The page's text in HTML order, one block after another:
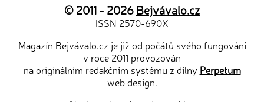
© 2011 - 2026Bejvávalo.cz
ISSN 2570-690X
Magazín Bejvávalo.cz je již od počátů svého fungování
v roce 2011 provozován
na originálním redakčním systému z dílny Perpetum
web design.